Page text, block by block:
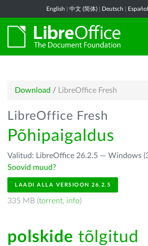
English 中文 (简体) Deutsch Español
Download / LibreOffice Fresh
LibreOffice Fresh
Põhipaigaldus
Valitud: LibreOffice 26.2.5 — Windows
Soovid muud?
LAADI ALLA VERSIOON 26.2.5
335 MB (torrent, info)
polskide tõlgitud